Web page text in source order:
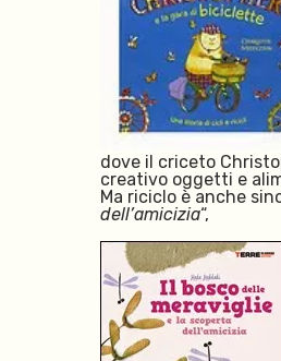
dove il criceto
creativo oggetti e
Ma riciclo è anche
dell’amicizia“,